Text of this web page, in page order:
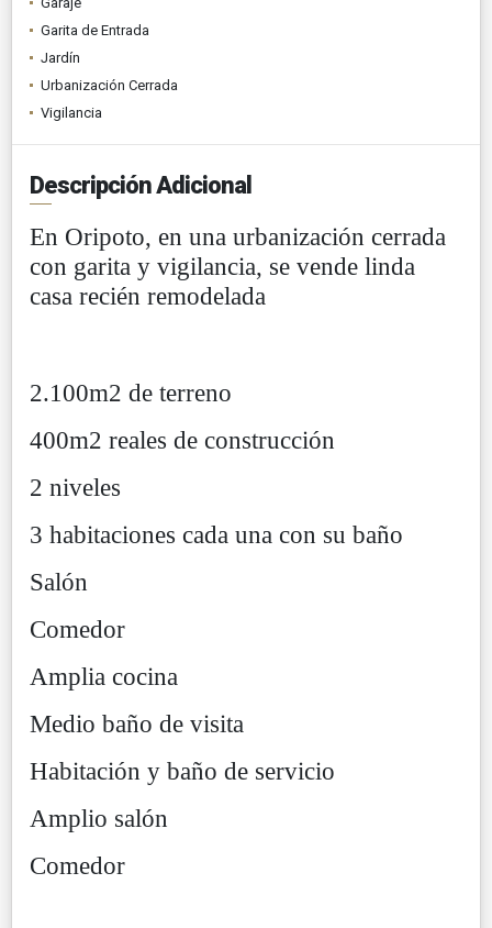
Garita de Entrada
Jardín
Urbanización Cerrada
Vigilancia
Descripción Adicional
En Oripoto, en una urbanización cerrada
con garita y vigilancia, se vende linda
casa recién remodelada
2.100m2 de terreno
400m2 reales de construcción
2 niveles
3 habitaciones cada una con su baño
Salón
Comedor
Amplia cocina
Medio baño de visita
Habitación y baño de servicio
Amplio salón
Comedor